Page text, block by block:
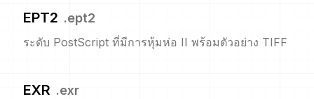
EPT2 .ept2
ระดับ PostScript ที่มีการหุ้มห่อ II พร้อมตัวอย่าง TIFF
EXR .exr